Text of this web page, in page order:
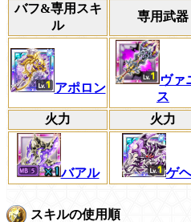
バフ&専用スキ
ル
専用武器
アポロン
ヴァ
ス
火力
火力
バアル ゲ
スキルの使用順